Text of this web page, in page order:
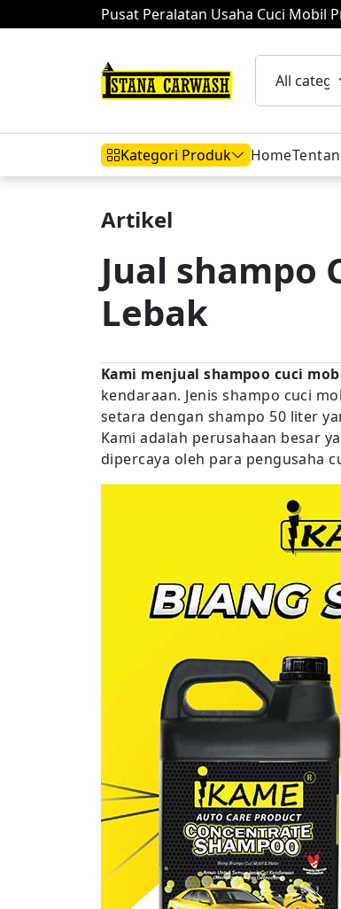
Pusat Peralatan Usaha Cuci Mobil
Kategori Produk
Hidrolik Mobil
Home
Artikel
Jual shampo
Lebak
Kami menjual shampoo cuci
kendaraan. Jenis shampo cuci
setara dengan shampo 50 liter
Kami adalah perusahaan besar
dipercaya oleh para pengusaha